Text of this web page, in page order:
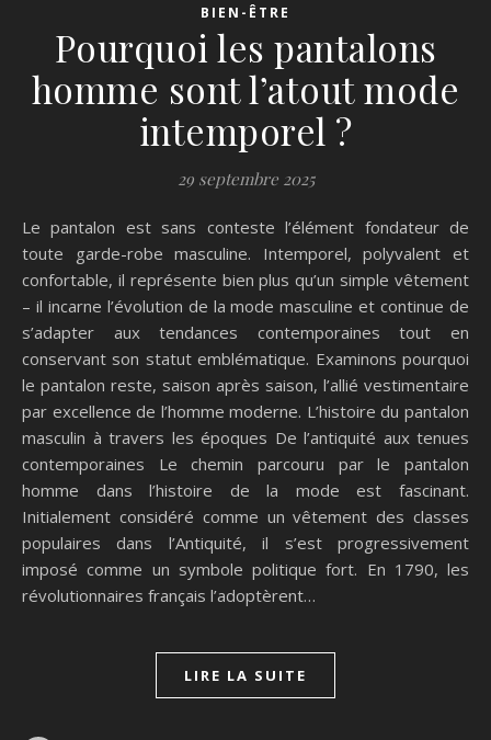
BIEN-ÊTRE
Pourquoi les pantalons
homme sont l’atout mode
intemporel ?
29 septembre 2025
Le pantalon est sans conteste l’élément fondateur de
toute garde-robe masculine. Intemporel, polyvalent et
confortable, il représente bien plus qu’un simple vêtement
– il incarne l’évolution de la mode masculine et continue de
s’adapter aux tendances contemporaines tout en
conservant son statut emblématique. Examinons pourquoi
le pantalon reste, saison après saison, l’allié vestimentaire
par excellence de l’homme moderne. L’histoire du pantalon
masculin à travers les époques De l’antiquité aux tenues
contemporaines Le chemin parcouru par le pantalon
homme dans l’histoire de la mode est fascinant.
Initialement considéré comme un vêtement des classes
populaires dans l’Antiquité, il s’est progressivement
imposé comme un symbole politique fort. En 1790, les
révolutionnaires français l’adoptèrent…
LIRE LA SUITE